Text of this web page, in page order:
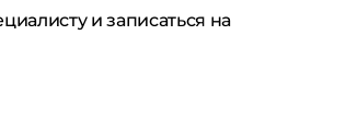
и записаться на